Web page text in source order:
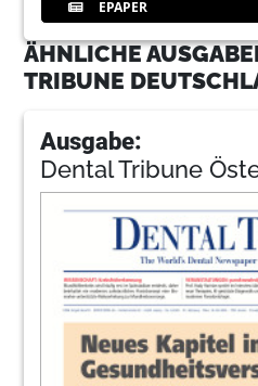
EPAPER
ÄHNLICHE
TRIBUNE
Ausgabe:
Dental Tribune